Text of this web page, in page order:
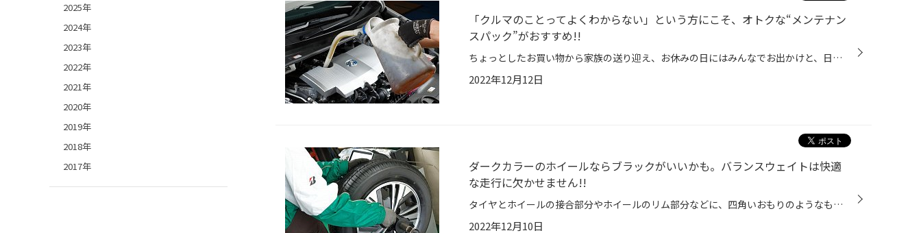
「クルマのことってよくわからない」という方にこそ、オトクな“メンテナン
スパック”がおすすめ!!
ちょっとしたお買い物から家族の送り迎え、お休みの日にはみんなでお出かけと、日々の暮らしの中にクルマがあるとやはり便利ですよね。人だけでなく荷物も積めるし、雨風もしのげる。行動範囲が広がり、生活がより豊かにしてくれる欠かせない相棒として、頼りにしていらっしゃる方は多いと思います...
2022年12月12日
ダークカラーのホイールならブラックがいいかも。バランスウェイトは快適
な走行に欠かせません!!
タイヤとホイールの接合部分やホイールのリム部分などに、四角いおもりのようなものが取り付けられているのをご覧になったことはありませんか。これがバランスウェイトです。 タイヤ･ホイールは高速で回転するので、きちんとバランスがとれていないと走行時にハンドルがぶれたり振動を感じたりしま...
2022年12月10日
2025年
2024年
2023年
2022年
2021年
2020年
2019年
2018年
2017年